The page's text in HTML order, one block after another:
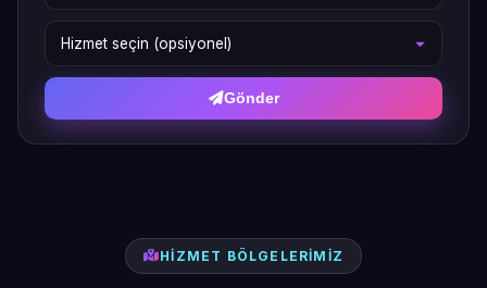
Gönder
HIZMET BÖLGELERIMIZ